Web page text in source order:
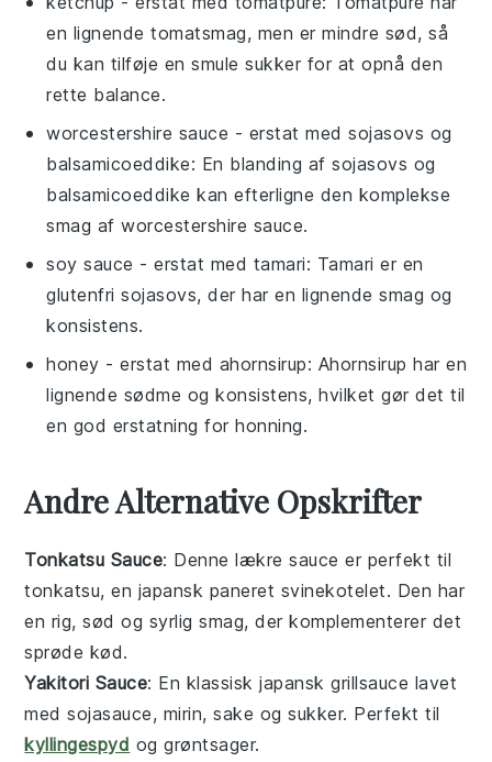
en lignende tomatsmag, men er mindre sød, så
du kan tilføje en smule sukker for at opnå den
rette balance.
worcestershire sauce - erstat medsojasovs og
balsamicoeddike: En blanding af sojasovs og
balsamicoeddike kan efterligne den komplekse
smag af worcestershire sauce.
soy sauce - erstat med tamari: Tamari er en
glutenfri sojasovs, der har en lignende smag og
konsistens.
honey - erstat med ahornsirup: Ahornsirup har en
lignende sødme og konsistens, hvilket gør det til
en god erstatning for honning.
Andre Alternative Opskrifter
Tonkatsu Sauce: Denne lækresauce er perfekt til
tonkatsu, en japansk paneret svinekotelet. Den har
en rig, sød og syrlig smag, der komplementerer det
sprøde kød.
Yakitori Sauce: En klassisk japanskgrillsauce lavet
medsojasauce, mirin,sake ogsukker. Perfekt til
kyllingespyd oggrøntsager.